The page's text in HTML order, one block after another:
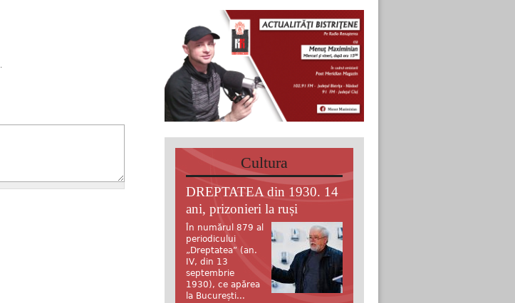
Cultura
DREPTATEA din 1930. 14
ani, prizonieri la ruși
În numărul 879 al
periodicului
„Dreptatea” (an.
IV, din 13
septembrie
1930), ce apărea
la București...